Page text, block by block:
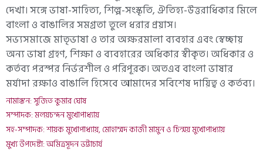
দেখা। সঙ্গে ভাষা-সাহিত্য, শিল্প-সংস্কৃতি, ঐতিহ্য-উত্তরাধিকার মিলে
বাংলা ও বাঙালির সমগ্রতা তুলে ধরার প্রয়াস।
সভ্যসমাজে মাতৃভাষা ও তার অক্ষরমালা ব্যবহার এবং স্বেচ্ছায়
অন্য ভাষা গ্রহণ, শিক্ষা ও ব্যবহারের অধিকার স্বীকৃত। অধিকার ও
কর্তব্য পরস্পর নির্ভরশীল ও পরিপূরক। অতএব বাংলা ভাষার
মর্যাদা রক্ষাও বাঙালি হিসেবে আমাদের সবিশেষ দায়িত্ব ও কর্তব্য।
নামাঙ্কন: সুজিত কুমার ঘোষ
সম্পাদক: মলয়চন্দন মুখোপাধ্যায়
সহ-সম্পাদক: শায়ক মুখোপাধ্যায়, মোহাম্মদ কাজী মামুন ও চিন্ময় মুখোপাধ্যায়
মুখ্য উপদেষ্টা: অমিত্রসূদন ভট্টাচার্য